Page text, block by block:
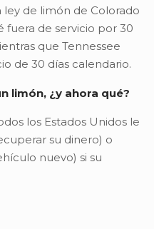
ley de limón de Colorado
fuera de servicio por 30
que Tennessee
de 30 días calendario.
limón, ¿y ahora qué?
los Estados Unidos le
su dinero) o
nuevo) si su